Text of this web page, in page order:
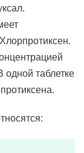
одной таблетке